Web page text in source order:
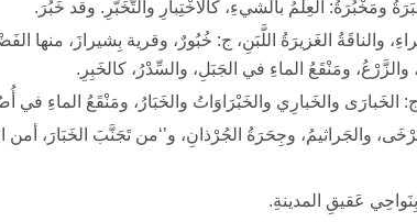
والناقَةُ الغَزيرَةُ اللَّبَنِ، ج: خُبُورٌ، وقرية بِشيرازَ، منها
ومَنْقَعُ الماءِ في الجَبَلِ، والسِّدْرُ، كالخَبِرِ.
والجَراثيمُ، وجِحَرَةُ الجُرْذانِ، و’‘من تَجَنَّبَ الخَبَارَ، أمن
عَقيقِ المدينةِ.